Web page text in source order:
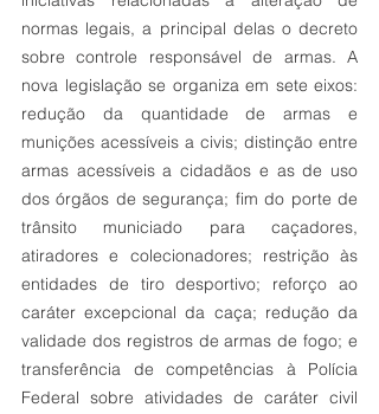
normas legais, a principal delas o decreto
sobre controle responsável de armas. A
nova legislação se organiza em sete eixos:
redução da quantidade de armas e
munições acessíveis a civis; distinção entre
armas acessíveis a cidadãos e as de uso
dos órgãos de segurança; fim do porte de
trânsito municiado para caçadores,
atiradores e colecionadores; restrição às
entidades de tiro desportivo; reforço ao
caráter excepcional da caça; redução da
validade dos registros de armas de fogo; e
transferência de competências à Polícia
Federal sobre atividades de caráter civil